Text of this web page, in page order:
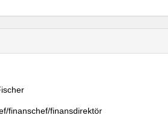
finanschef/finansdirektör